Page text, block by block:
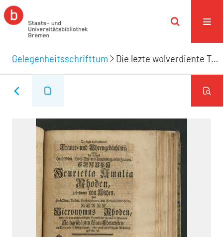
Gelegenheitsschrifttum Die lezte wolverdiente Trauer- und Ehrengedächtniß, welche der weiland ... Frauen Henrietta Amalia Rhoden, gebohrnen von Aschen, des ... Herrn Hieronymus Rhoden, beider Rechten ... Doctoris und fürnehmen Advocaten Hochgeschätzten Frau Eheliebsten, bei Dero leider! frühzeitigem ... Absterben gestiftet ist.